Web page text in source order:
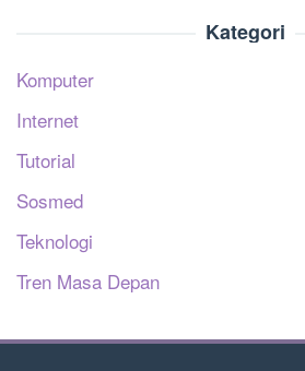
Kategori
Komputer
Internet
Tutorial
Sosmed
Teknologi
Tren Masa Depan